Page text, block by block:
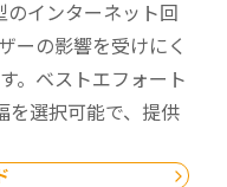
のインターネット回
ーの影響を受けにく
。ベストエフォート
を選択可能で、提供